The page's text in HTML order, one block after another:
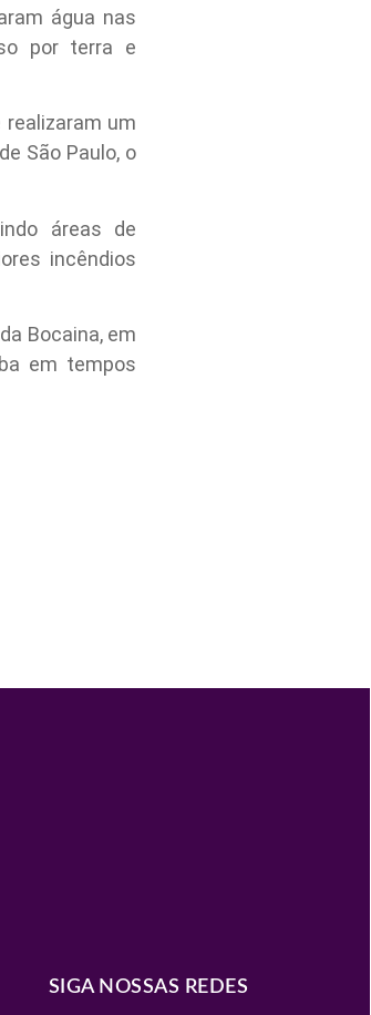
água nas
por terra e
um
São Paulo, o
áreas de
incêndios
Bocaina, em
em tempos
SIGA NOSSAS REDES